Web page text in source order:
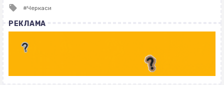
Tagged
Черкаси
РЕКЛАМА